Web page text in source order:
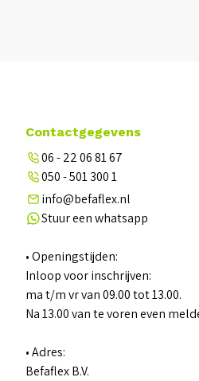
Contactgegevens
06 - 22 06 81 67
050 - 501 300 1
info@befaflex.nl
Stuur een whatsapp
• Openingstijden:
Inloop voor inschrijven:
ma t/m vr van 09.00 tot 13.00.
Na 13.00 van te voren even
• Adres:
Befaflex B.V.